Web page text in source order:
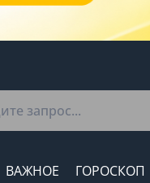
ВАЖНОЕ ГОРОСКОП